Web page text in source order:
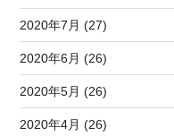
2020年7月 (27)
2020年6月 (26)
2020年5月 (26)
2020年4月 (26)